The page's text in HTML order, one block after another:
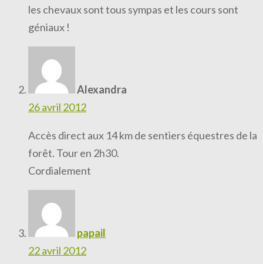
les chevaux sont tous sympas et les cours sont
géniaux !
Alexandra
26 avril 2012
Accès direct aux 14 km de sentiers équestres de la
forêt. Tour en 2h30.
Cordialement
papail
22 avril 2012